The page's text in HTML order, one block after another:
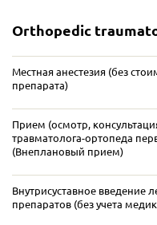
Orthopedic
Местная анестезия (без
препарата)
Прием (осмотр,
травматолога-ортопеда
(Внеплановый прием)
Внутрисуставное введение
препаратов (без учета